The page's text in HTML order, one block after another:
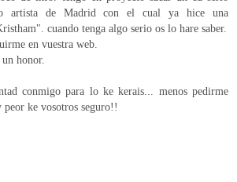
artista de Madrid con el cual ya hice una
cuando tenga algo serio os lo hare saber.
en vuestra web.
honor.
conmigo para lo ke kerais... menos pedirme
peor ke vosotros seguro!!